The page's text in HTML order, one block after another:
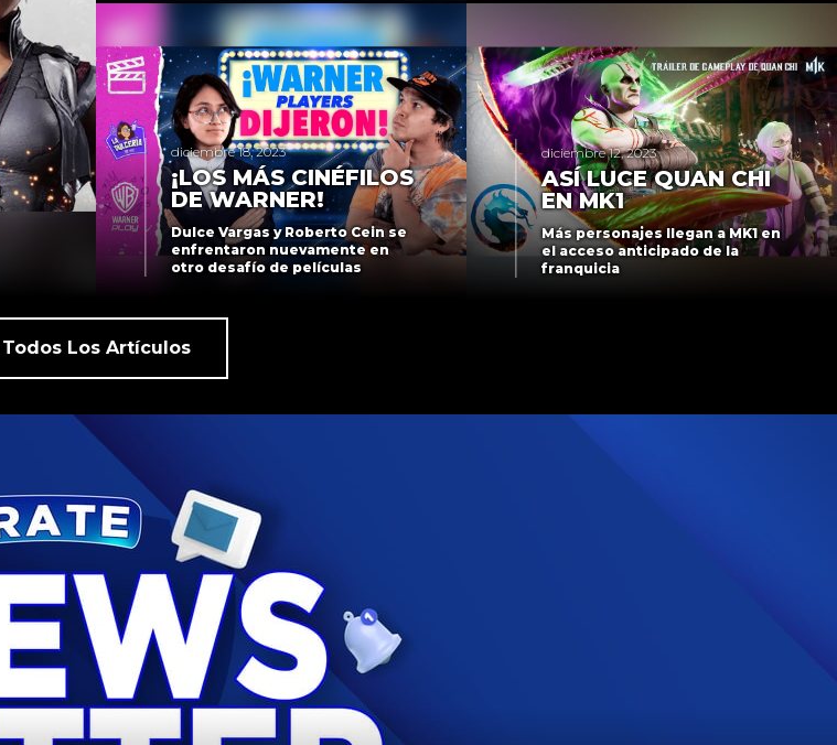
diciembre 18, 2023
¡LOS MÁS CINÉFILOS
DE WARNER!
Dulce Vargas y Roberto Cein se
enfrentaron nuevamente en
otro desafío de películas
diciembre 12, 2023
ASÍ LUCE QUAN CHI
EN MK1
Más personajes llegan a MK1 en
el acceso anticipado de la
franquicia
Todos Los Artículos